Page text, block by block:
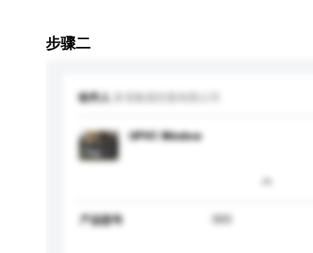
步骤二
收件人
UPVC Window
产品型号 005